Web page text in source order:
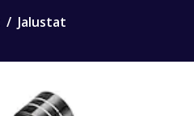
Jalustat